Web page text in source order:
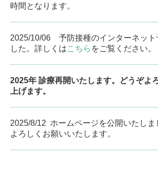
時間となります。
2025/10/06 予防接種のインターネット
した。詳しくは こちら をご覧ください。
2025年 診療再開いたします。どうぞよ
上げます。
2025/8/12 ホームページを公開いたしま
よろしくお願いいたします。